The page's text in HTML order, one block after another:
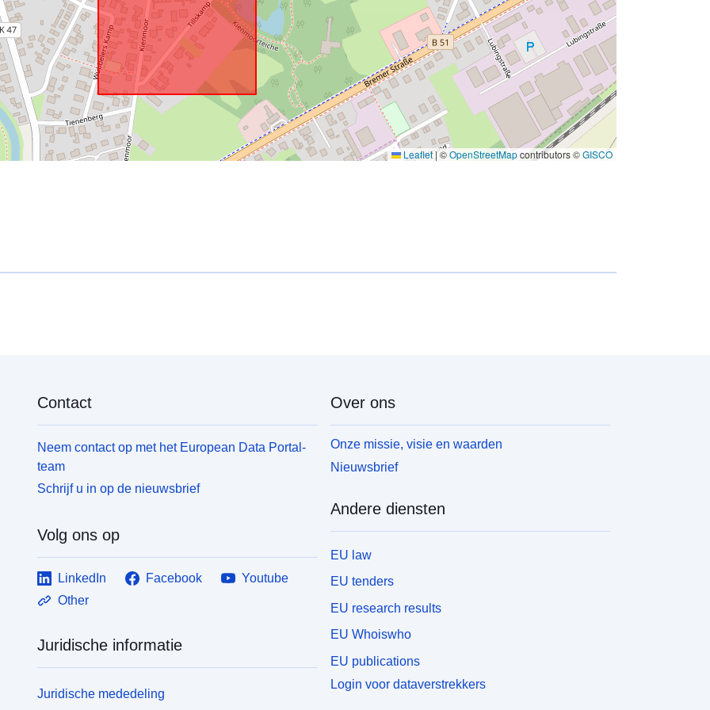
Leaflet|©OpenStreetMapcontributors ©GISCO
Contact
Neem contact op met het European Data Portal-
team
Schrijf u in op de nieuwsbrief
Volg ons op
LinkedIn Facebook
Youtube
Other
Juridische informatie
Juridische mededeling
Over ons
Onze missie, visie en waarden
Nieuwsbrief
Andere diensten
EU law
EU tenders
EU research results
EU Whoiswho
EU publications
Login voor dataverstrekkers